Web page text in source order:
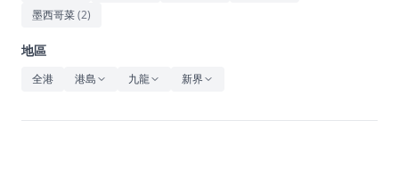
休閒
音樂
墨西哥菜(2)
地區
全港 港島 九龍 新界